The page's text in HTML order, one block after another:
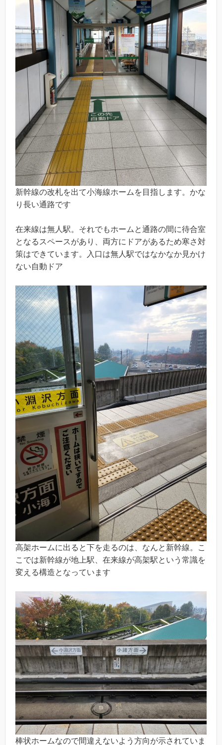
新幹線の改札を出て小海線ホームを目指します。かな
り長い通路です
在来線は無人駅。それでもホームと通路の間に待合室
となるスペースがあり、両方にドアがあるため寒さ対
策はできています。入口は無人駅ではなかなか見かけ
ない自動ドア
高架ホームに出ると下を走るのは、なんと新幹線。こ
こでは新幹線が地上駅、在来線が高架駅という常識を
変える構造となっています
棒状ホームなので間違えないよう方向が示されていま